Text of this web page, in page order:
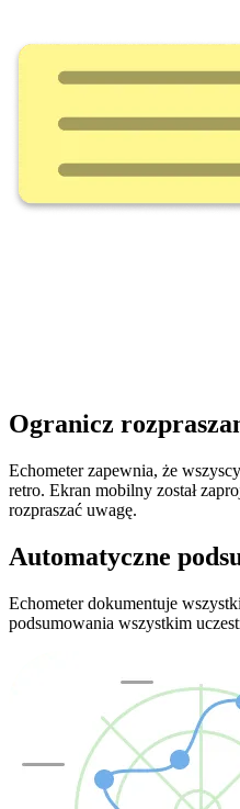
Ogranicz
Echometer zapewnia, że
retro. Ekran mobilny został
rozpraszać uwagę.
Automatyczne
Echometer dokumentuje
podsumowania wszystkim